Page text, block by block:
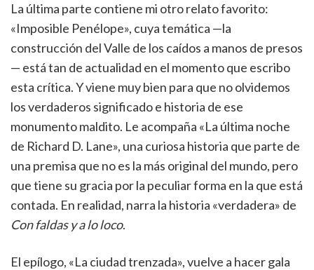
La última parte contiene mi otro relato favorito:
«Imposible Penélope», cuya temática —la
construcción del Valle de los caídos a manos de presos
— está tan de actualidad en el momento que escribo
esta crítica. Y viene muy bien para que no olvidemos
los verdaderos significado e historia de ese
monumento maldito. Le acompaña «La última noche
de Richard D. Lane», una curiosa historia que parte de
una premisa que no es la más original del mundo, pero
que tiene su gracia por la peculiar forma en la que está
contada. En realidad, narra la historia «verdadera» de
Con faldas y a lo loco.
El epílogo, «La ciudad trenzada», vuelve a hacer gala